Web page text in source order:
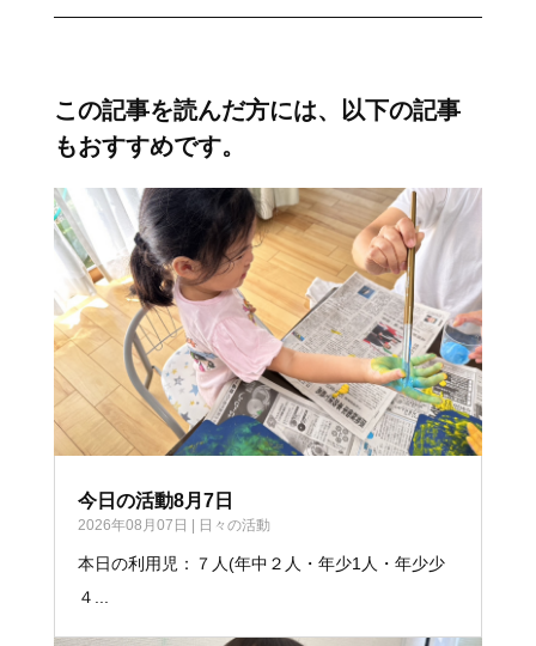
この記事を読んだ方には、以下の記事
もおすすめです。
今日の活動8月7日
2026年08月07日 | 日々の活動
本日の利用児：７人(年中２人・年少1人・年少少
４...